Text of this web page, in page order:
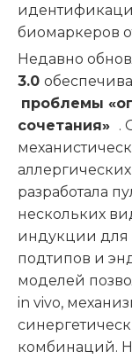
биомаркеров
Недавно
3.0
проблемы
сочетания» .
разработала
нескольких
индукции для
подтипов и
моделей
in vivo,
комбинаций.